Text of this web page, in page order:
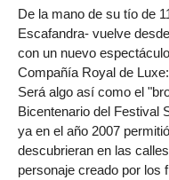
De la mano de su tío de
Escafandra- vuelve
con un nuevo
Compañía Royal de
Será algo así como el
Bicentenario del Festival
ya en el año 2007
descubrieran en las
personaje creado por